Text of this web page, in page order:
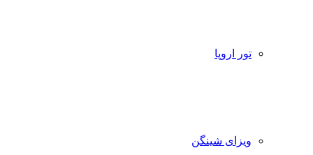
تور اروپا
ویزای شینگن